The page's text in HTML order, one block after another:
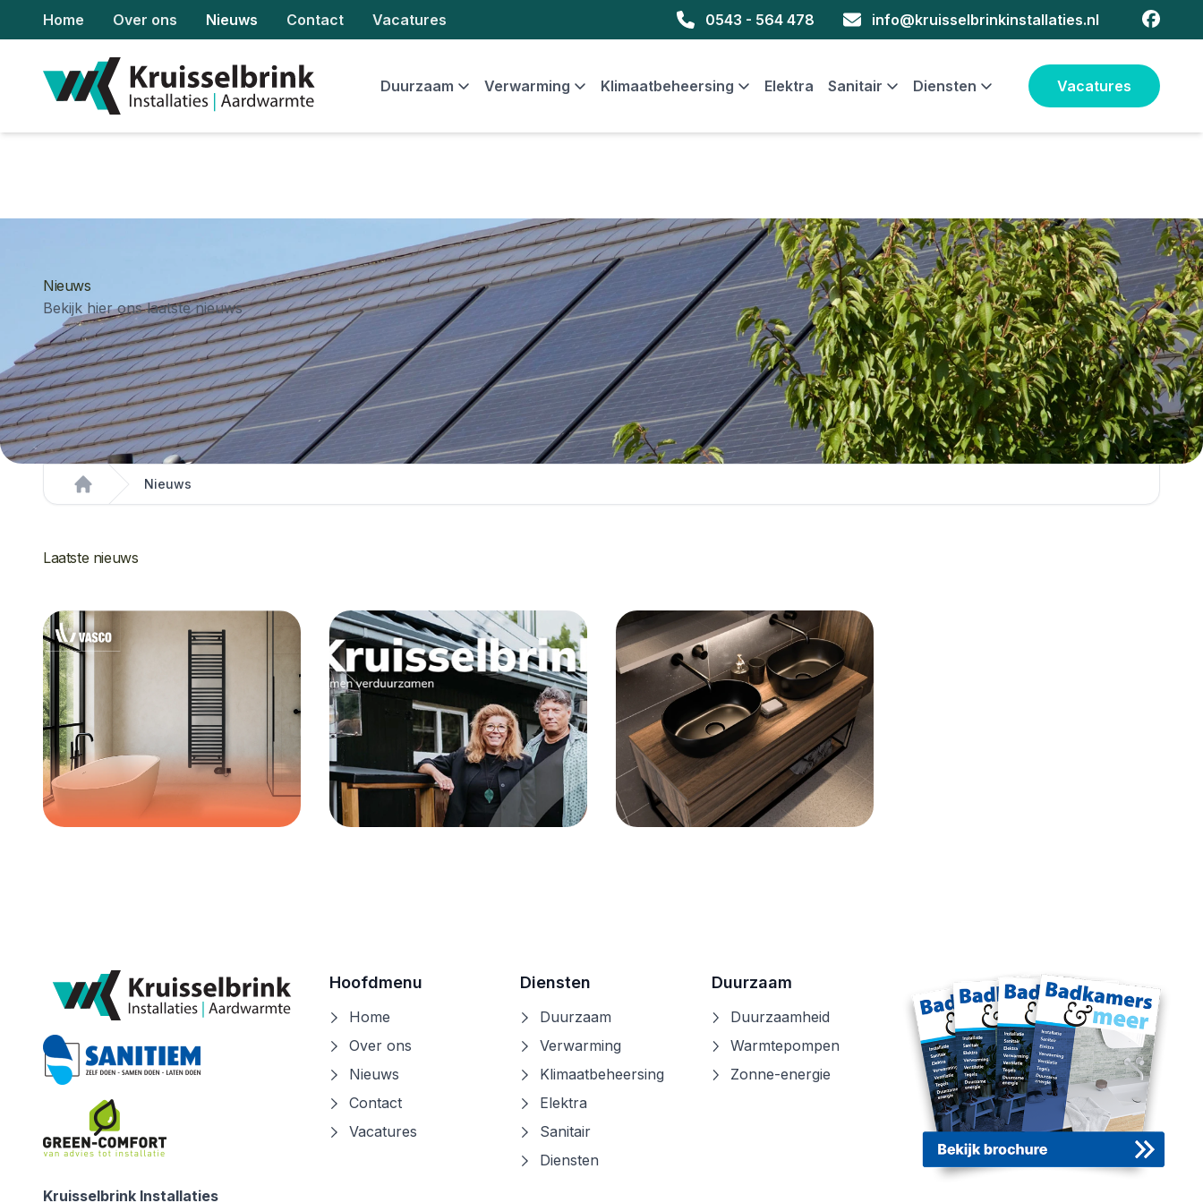
Home Over ons Nieuws Contact Vacatures 0543 - 564 478 info@kruisselbrinkinstallaties.nl
Duurzaam Verwarming Klimaatbeheersing Elektra Sanitair Diensten Vacatures
Nieuws
Bekijk hier ons laatste nieuws
Home
Nieuws
Laatste nieuws
Lees verder Lees verder
Kruisselbrink Installaties
Hoofdmenu
Home
Over ons
Nieuws
Contact
Vacatures
Diensten
Duurzaam
Verwarming
Klimaatbeheersing
Elektra
Sanitair
Diensten
Duurzaam
Duurzaamheid
Warmtepompen
Zonne-energie